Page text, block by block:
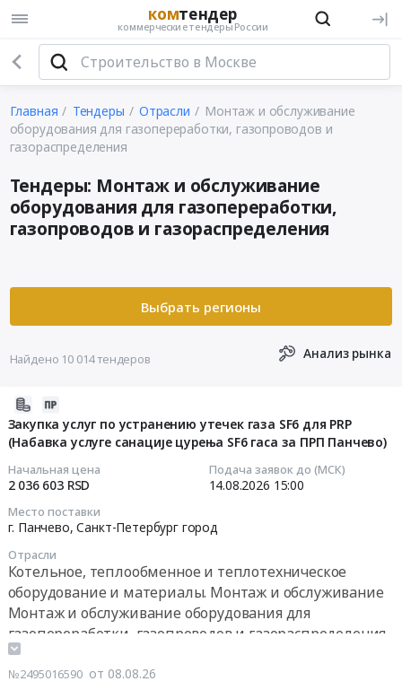
комтендер
коммерческие тендеры России
Главная Тендеры Отрасли
Монтаж и обслуживание
оборудования для газопереработки, газопроводов и
газораспределения
Тендеры: Монтаж и обслуживание
оборудования для газопереработки,
газопроводов и газораспределения
Найдено 10 014 тендеров Анализ рынка
Закупка услуг по устранению утечек газа SF6 для PRP
(Набавка услуге санације цурења SF6 гаса за ПРП Панчево)
Начальная цена
2 036 603 RSD
Подача заявок до (МСК)
14.08.2026 15:00
Место поставки
г. Панчево,Санкт-Петербург город
Отрасли
Котельное, теплообменное и теплотехническое
оборудование и материалы. Монтаж и обслуживание
Монтаж и обслуживание оборудования для
газопереработки, газопроводов и газораспределения
Контрольно-измерительные приборы и автоматика,
монтаж и обслуживание
№2495016590 от 08.08.26